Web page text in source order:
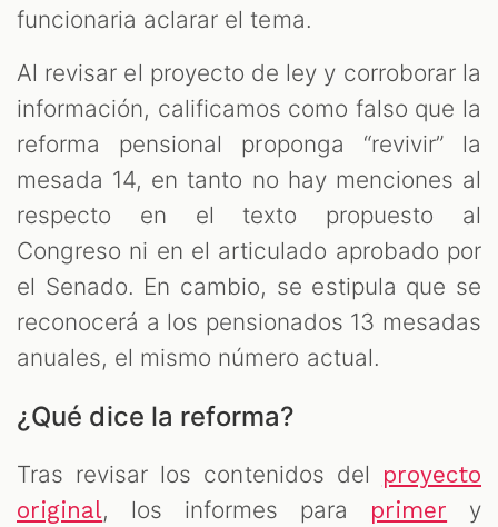
funcionaria aclarar el tema.
Al revisar el proyecto de ley y corroborar la
información, calificamos como falso que la
reforma pensional proponga “revivir” la
mesada 14, en tanto no hay menciones al
respecto en el texto propuesto al
Congreso ni en el articulado aprobado por
el Senado. En cambio, se estipula que se
reconocerá a los pensionados 13 mesadas
anuales, el mismo número actual.
¿Qué dice la reforma?
Tras revisar los contenidos del
proyecto
original, los informes para primer y